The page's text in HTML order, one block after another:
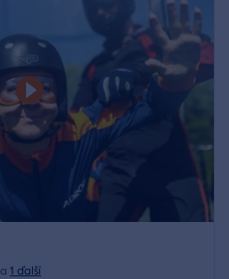
a 1 ďalší